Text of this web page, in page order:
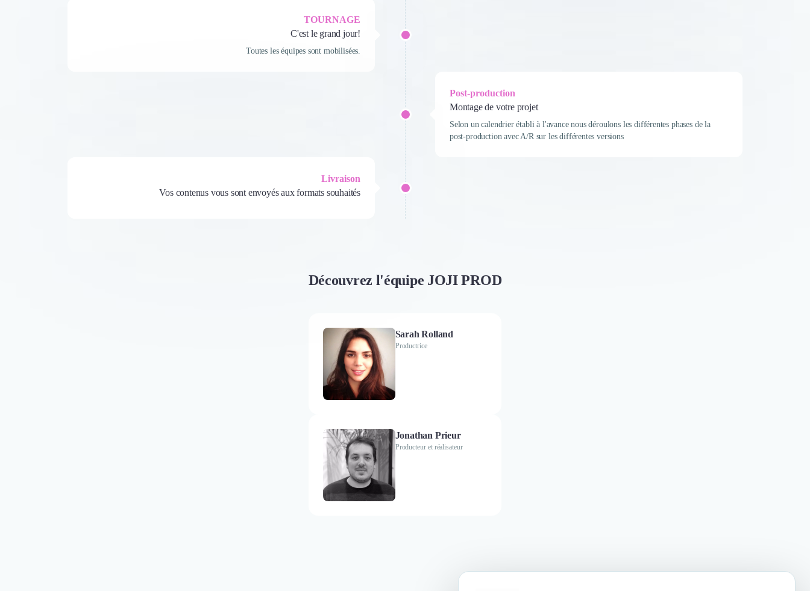
TOURNAGE
C'est le grand jour!
Toutes les équipes sont mobilisées.
Post-production
Montage de votre projet
Selon un calendrier établi à l'avance nous déroulons les différentes phases de la
post-production avec A/R sur les différentes versions
Livraison
Vos contenus vous sont envoyés aux formats souhaités
Découvrez l'équipe JOJI PROD
Sarah Rolland
Productrice
Jonathan Prieur
Producteur et réalisateur